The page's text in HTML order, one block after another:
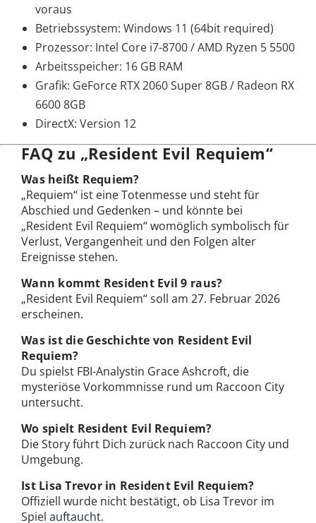
voraus
Betriebssystem: Windows 11 (64bit required)
Prozessor: Intel Core i7-8700 / AMD Ryzen 5 5500
Arbeitsspeicher: 16 GB RAM
Grafik: GeForce RTX 2060 Super 8GB / Radeon RX
6600 8GB
DirectX: Version 12
FAQ zu „Resident Evil Requiem“
Was heißt Requiem?
„Requiem“ ist eine Totenmesse und steht für
Abschied und Gedenken – und könnte bei
„Resident Evil Requiem“ womöglich symbolisch für
Verlust, Vergangenheit und den Folgen alter
Ereignisse stehen.
Wann kommt Resident Evil 9 raus?
„Resident Evil Requiem“ soll am 27. Februar 2026
erscheinen.
Was ist die Geschichte von Resident Evil
Requiem?
Du spielst FBI-Analystin Grace Ashcroft, die
mysteriöse Vorkommnisse rund um Raccoon City
untersucht.
Wo spielt Resident Evil Requiem?
Die Story führt Dich zurück nach Raccoon City und
Umgebung.
Ist Lisa Trevor in Resident Evil Requiem?
Offiziell wurde nicht bestätigt, ob Lisa Trevor im
Spiel auftaucht.